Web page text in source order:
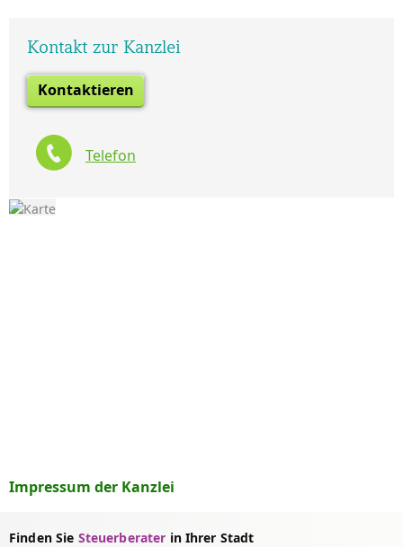
Kontakt zur Kanzlei
Kontaktieren
Telefon
Impressum der Kanzlei
Finden Sie Steuerberater in Ihrer Stadt